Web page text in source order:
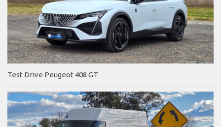
Test Drive Peugeot 408 GT